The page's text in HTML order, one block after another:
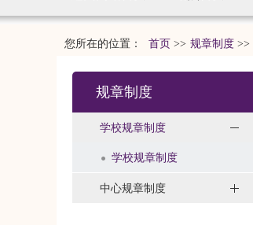
您所在的位置： 首页 >> 规章制度 >>
规章制度
学校规章制度
学校规章制度
中心规章制度